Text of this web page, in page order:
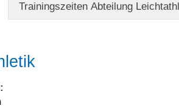
Trainingszeiten Abteilung